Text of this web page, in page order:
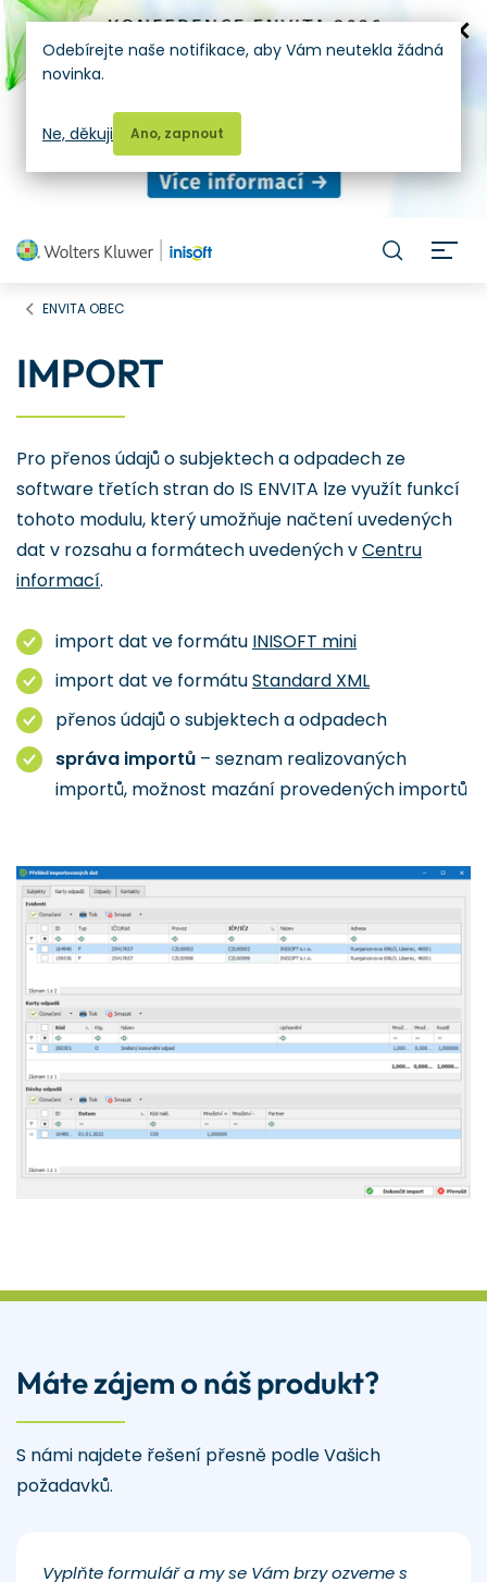
ENVITA OBEC
IMPORT
Pro přenos údajů o subjektech a odpadech ze
software třetích stran do IS ENVITA lze využít funkcí
tohoto modulu, který umožňuje načtení uvedených
dat v rozsahu a formátech uvedených vCentru
informací.
import dat ve formátu INISOFT mini
import dat ve formátuStandard XML
přenos údajů o subjektech a odpadech
správa importů – seznam realizovaných
importů, možnost mazání provedených importů
Máte zájem o náš produkt?
S námi najdete řešení přesně podle Vašich
požadavků.
Vyplňte formulář a my se Vám brzy ozveme s
Odebírejte naše notifikace, aby Vám neutekla žádná
novinka.
Ano, zapnout
Ne, děkuji